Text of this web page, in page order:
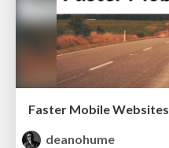
Faster Mobile Websites
deanohume